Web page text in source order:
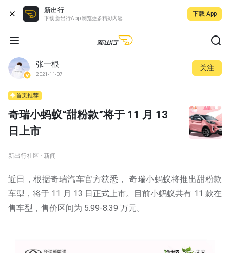
新出行
下载 新出行App 浏览更多精彩内容
下载 App
张一根
2021-11-07
关注
首页推荐
奇瑞小蚂蚁“甜粉款”将于 11 月 13
日上市
新出行社区 · 新闻
近日，根据奇瑞汽车官方获悉， 奇瑞小蚂蚁将推出甜粉款
车型，将于 11 月 13 日正式上市。目前小蚂蚁共有 11 款在
售车型，售价区间为 5.99-8.39 万元。